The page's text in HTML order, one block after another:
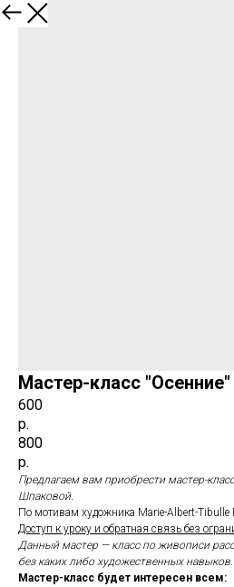
Закрыть
Мастер-класс "Осенние"
600
р.
800
р.
Предлагаем вам приобрести мастер-
Шпаковой.
По мотивам художника Marie-Albert-Tibulle
Доступ к уроку и обратная связь без
Данный мастер — класс по живописи
без каких либо художественных навыков.
Мастер-класс будет интересен всем: